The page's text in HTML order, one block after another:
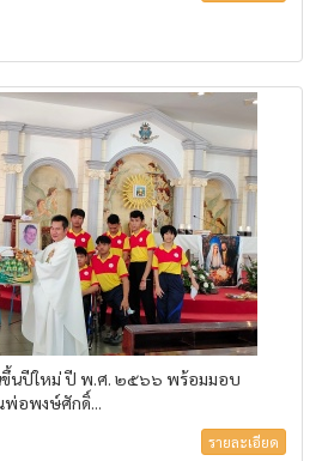
ขึ้นปีใหม่ ปี พ.ศ. ๒๕๖๖ พร้อมมอบ
พ่อพงษ์ศักดิ์...
รายละเอียด